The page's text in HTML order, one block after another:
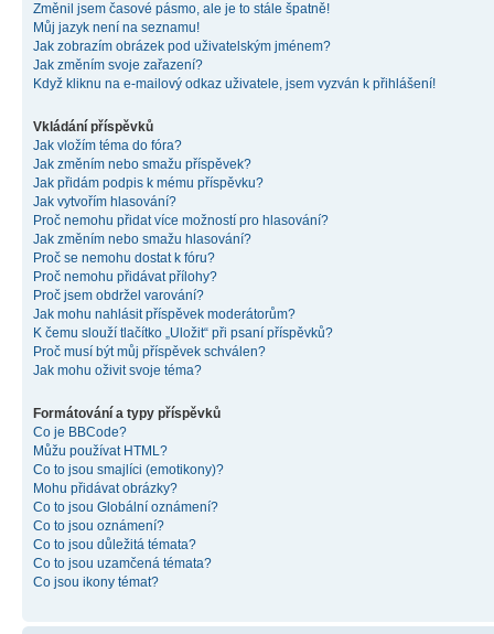
Změnil jsem časové pásmo, ale je to stále špatně!
Můj jazyk není na seznamu!
Jak zobrazím obrázek pod uživatelským jménem?
Jak změním svoje zařazení?
Když kliknu na e-mailový odkaz uživatele, jsem vyzván k přihlášení!
Vkládání příspěvků
Jak vložím téma do fóra?
Jak změním nebo smažu příspěvek?
Jak přidám podpis k mému příspěvku?
Jak vytvořím hlasování?
Proč nemohu přidat více možností pro hlasování?
Jak změním nebo smažu hlasování?
Proč se nemohu dostat k fóru?
Proč nemohu přidávat přílohy?
Proč jsem obdržel varování?
Jak mohu nahlásit příspěvek moderátorům?
K čemu slouží tlačítko „Uložit“ při psaní příspěvků?
Proč musí být můj příspěvek schválen?
Jak mohu oživit svoje téma?
Formátování a typy příspěvků
Co je BBCode?
Můžu používat HTML?
Co to jsou smajlíci (emotikony)?
Mohu přidávat obrázky?
Co to jsou Globální oznámení?
Co to jsou oznámení?
Co to jsou důležitá témata?
Co to jsou uzamčená témata?
Co jsou ikony témat?